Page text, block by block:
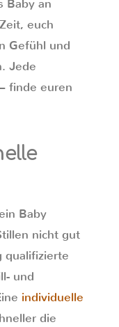
Baby an
euch
Gefühl und
Jede
finde euren
Baby
nicht gut
qualifizierte
und
individuelle
die